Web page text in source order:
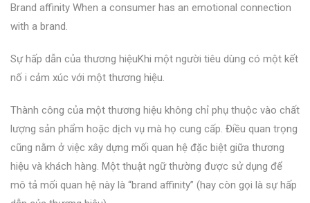
Brand affinity When a consumer has an emotional connection
with a brand.
Sự hấp dẫn của thương hiệuKhi một người tiêu dùng có một kết
nố i cảm xúc với một thương hiệu.
Thành công của một thương hiệu không chỉ phụ thuộc vào chất
lượng sản phẩm hoặc dịch vụ mà họ cung cấp. Điều quan trọng
cũng nằm ở việc xây dựng mối quan hệ đặc biệt giữa thương
hiệu và khách hàng. Một thuật ngữ thường được sử dụng để
mô tả mối quan hệ này là “brand affinity” (hay còn gọi là sự hấp